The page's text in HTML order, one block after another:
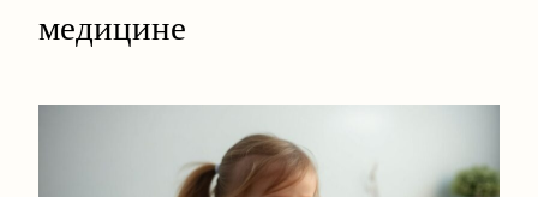
медицине